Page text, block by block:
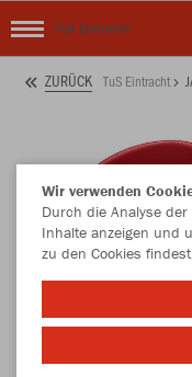
TuS Eintracht
ZURÜCK TuS Eintracht
Wir verwenden
Durch die Analyse
Inhalte anzeigen und
zu den Cookies